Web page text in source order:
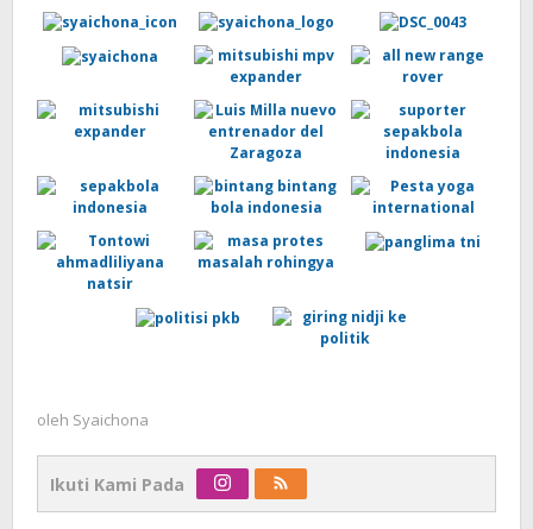
oleh Syaichona
Ikuti Kami Pada